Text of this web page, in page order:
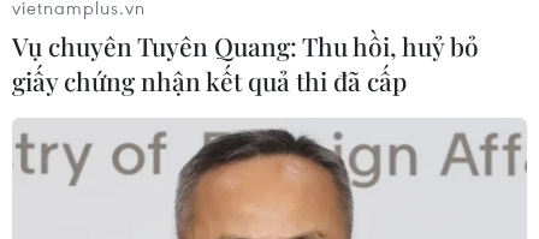
Singapore và Supply Chain City
27/04/2018 07:32
Tiếp tục chương trình hoạt động của chuyến thăm chính
thức Singapore, sáng 27/4, Thủ tướng Nguyễn Xuân
Phúc đã tham quan Cảng biển PSA và thăm Supply
Chain City.
vietnamplus.vn
Vụ chuyên Tuyên Quang: Thu hồi, huỷ bỏ
giấy chứng nhận kết quả thi đã cấp